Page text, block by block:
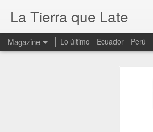
La Tierra que Late
Magazine Lo último Ecuador Perú